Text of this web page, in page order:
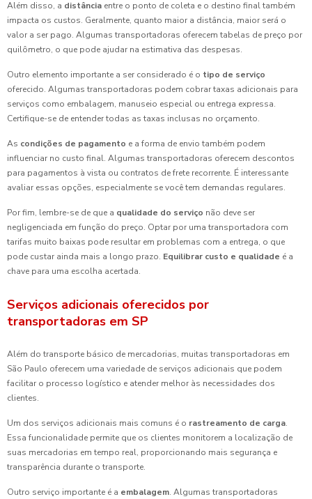
Além disso, a distância entre o ponto de coleta e o destino final também
impacta os custos. Geralmente, quanto maior a distância, maior será o
valor a ser pago. Algumas transportadoras oferecem tabelas de preço por
quilômetro, o que pode ajudar na estimativa das despesas.
Outro elemento importante a ser considerado é o tipo de serviço
oferecido. Algumas transportadoras podem cobrar taxas adicionais para
serviços como embalagem, manuseio especial ou entrega expressa.
Certifique-se de entender todas as taxas inclusas no orçamento.
As condições de pagamento e a forma de envio também podem
influenciar no custo final. Algumas transportadoras oferecem descontos
para pagamentos à vista ou contratos de frete recorrente. É interessante
avaliar essas opções, especialmente se você tem demandas regulares.
Por fim, lembre-se de que a qualidade do serviço não deve ser
negligenciada em função do preço. Optar por uma transportadora com
tarifas muito baixas pode resultar em problemas com a entrega, o que
pode custar ainda mais a longo prazo. Equilibrar custo e qualidade é a
chave para uma escolha acertada.
Serviços adicionais oferecidos por
transportadoras em SP
Além do transporte básico de mercadorias, muitas transportadoras em
São Paulo oferecem uma variedade de serviços adicionais que podem
facilitar o processo logístico e atender melhor às necessidades dos
clientes.
Um dos serviços adicionais mais comuns é o rastreamento de carga.
Essa funcionalidade permite que os clientes monitorem a localização de
suas mercadorias em tempo real, proporcionando mais segurança e
transparência durante o transporte.
Outro serviço importante é a embalagem. Algumas transportadoras